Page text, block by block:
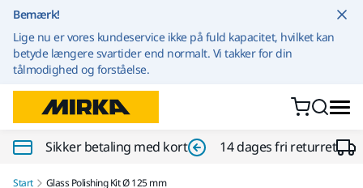
Bemærk!
Lige nu er vores kundeservice ikke på fuld kapacitet, hvilket kan
betyde længere svartider end normalt. Vi takker for din
tålmodighed og forståelse.
Sikker betaling med kort 14 dages fri returret
Start Glass Polishing Kit Ø 125 mm